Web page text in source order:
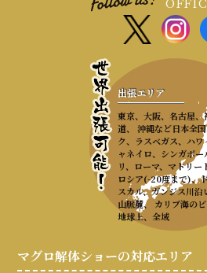
出張エリア
東京、大阪、名古屋、
道、 沖縄など日本全
ク、ラスベガス、ハワ
ャネイロ、シンガポ
リ、ローマ、マドリー
ロシア(-20度まで)、
スカル、ガンジス川沿
山脈麓、 カリブ海
地球上、全域
マグロ解体ショーの対応エリア